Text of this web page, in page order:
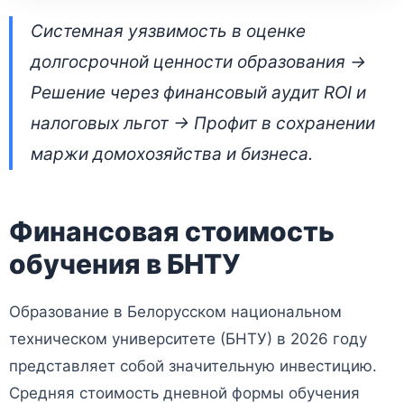
Как работает
накопительное
страхование жизни в
Беларуси:
финансовая защита и
23 июня 2026 • 👁 6 741 прочтений
Системная уязвимость в оценке
долгосрочной ценности образования ->
Решение через финансовый аудит ROI и
налоговых льгот -> Профит в сохранении
маржи домохозяйства и бизнеса.
Финансовая стоимость
обучения в БНТУ
Образование в Белорусском национальном
техническом университете (БНТУ) в 2026 году
представляет собой значительную инвестицию.
Средняя стоимость дневной формы обучения